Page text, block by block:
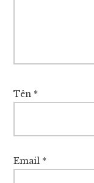
Tên *
Email *